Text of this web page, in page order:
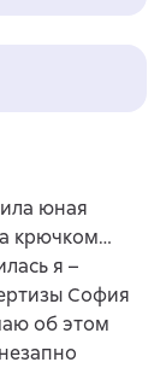
юная
крючком…
я –
София
об этом